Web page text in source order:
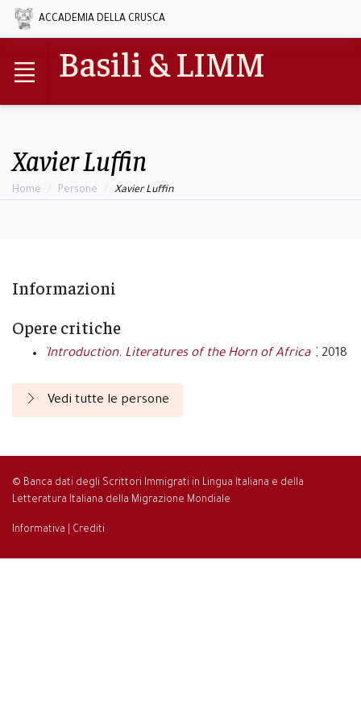
ACCADEMIA DELLA CRUSCA
Basili & LIMM
Xavier Luffin
Home Persone Xavier Luffin
Informazioni
Opere critiche
`Introduction. Literatures of the Horn of Africa ` , 2018
Vedi tutte le persone
© Banca dati degli Scrittori Immigrati in Lingua Italiana e della
Letteratura Italiana della Migrazione Mondiale
Informativa Crediti